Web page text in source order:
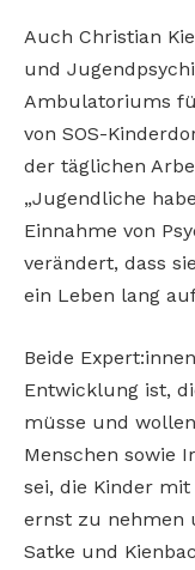
Auch Christian
und
Ambulatoriums
von SOS-
der täglichen
„Jugendliche
Einnahme von
verändert, dass
ein Leben lang
Beide
Entwicklung ist,
müsse und
Menschen sowie
sei, die Kinder
ernst zu nehmen
Satke und